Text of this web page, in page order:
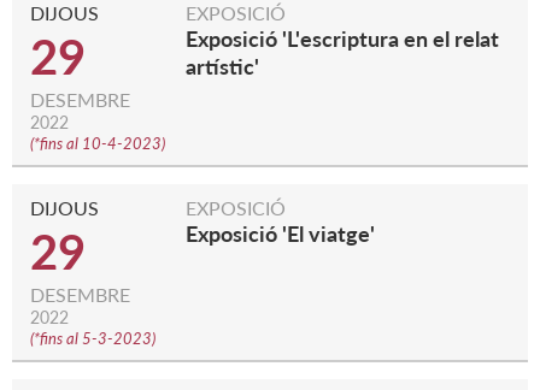
DIJOUS
29
DESEMBRE
2022
(*fins al 10-4-2023)
EXPOSICIÓ
Exposició 'L'escriptura en el relat
artístic'
DIJOUS
29
DESEMBRE
2022
(*fins al 5-3-2023)
EXPOSICIÓ
Exposició 'El viatge'